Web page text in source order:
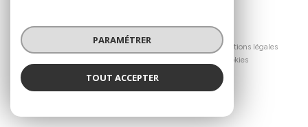
© 2026 | Tous droits réservés
Nos honoraires
Nos partenaires
Mentions légales
Cookies
PARAMÉTRER
TOUT ACCEPTER